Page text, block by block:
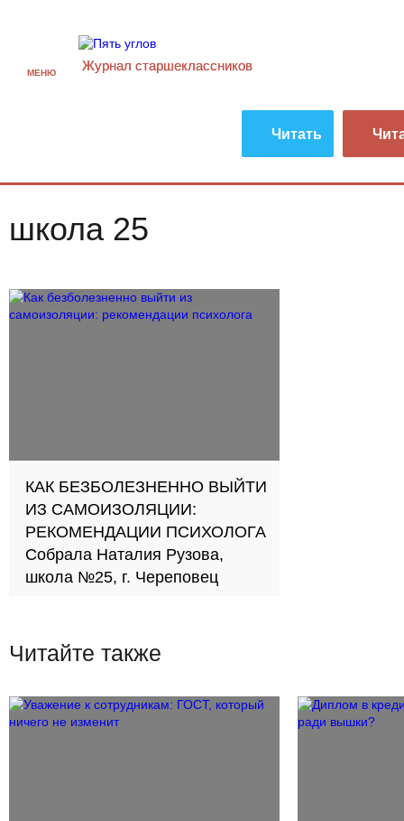
МЕНЮ Журнал старшекласcников
Читать
школа 25
КАК БЕЗБОЛЕЗНЕННО ВЫЙТИ
ИЗ САМОИЗОЛЯЦИИ:
РЕКОМЕНДАЦИИ ПСИХОЛОГА
Собрала Наталия Рузова,
школа №25, г. Череповец
Читайте также